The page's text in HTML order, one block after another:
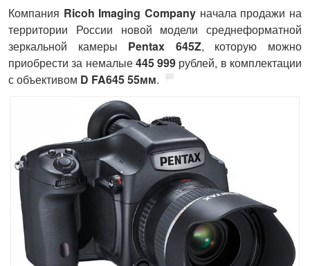
Компания Ricoh Imaging Company начала продажи на
территории России новой модели среднеформатной
зеркальной камеры Pentax 645Z, которую можно
приобрести за немалые445 999 рублей, в комплектации
с объективом D FA645 55мм.